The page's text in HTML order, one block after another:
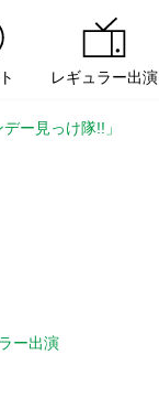
レギュラー出演
ー見っけ隊!!」
ー出演